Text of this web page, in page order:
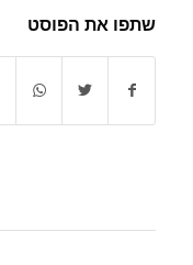
שתפו את הפוסט